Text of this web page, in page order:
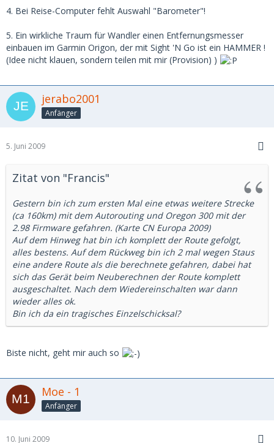
4. Bei Reise-Computer fehlt Auswahl "Barometer"!
5. Ein wirkliche Traum für Wandler einen Entfernungsmesser
einbauen im Garmin Origon, der mit Sight 'N Go ist ein HAMMER !
(Idee nicht klauen, sondern teilen mit mir (Provision) )
jerabo2001
Anfänger
5. Juni 2009
Zitat von "Francis"
Gestern bin ich zum ersten Mal eine etwas weitere Strecke
(ca 160km) mit dem Autorouting und Oregon 300 mit der
2.98 Firmware gefahren. (Karte CN Europa 2009)
Auf dem Hinweg hat bin ich komplett der Route gefolgt,
alles bestens. Auf dem Rückweg bin ich 2 mal wegen Staus
eine andere Route als die berechnete gefahren, dabei hat
sich das Gerät beim Neuberechnen der Route komplett
ausgeschaltet. Nach dem Wiedereinschalten war dann
wieder alles ok.
Bin ich da ein tragisches Einzelschicksal?
Biste nicht, geht mir auch so
Moe - 1
Anfänger
10. Juni 2009